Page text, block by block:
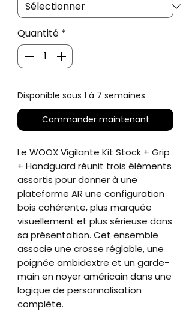
Quantité *
Disponible sous 1 à 7 semaines
Commander maintenant
Le WOOX Vigilante Kit Stock + Grip
+ Handguard réunit trois éléments
assortis pour donner à une
plateforme AR une configuration
bois cohérente, plus marquée
visuellement et plus sérieuse dans
sa présentation. Cet ensemble
associe une crosse réglable, une
poignée ambidextre et un garde-
main en noyer américain dans une
logique de personnalisation
complète.